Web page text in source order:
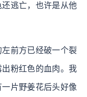
逃亡，也许是从他
前方已经破一个裂
粉红色的血肉。我
片野姜花后头好像